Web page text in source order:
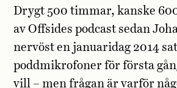
Drygt 500 timmar, kanske
av Offsides podcast sedan
nervöst en januaridag 2014
poddmikrofoner för första
vill – men frågan är varför